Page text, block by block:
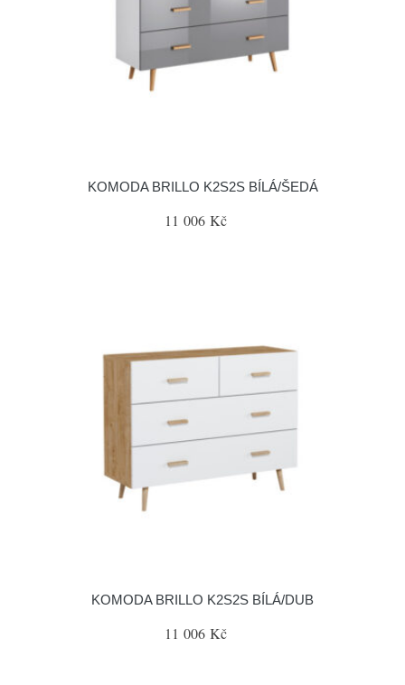
KOMODA BRILLO K2S2S BÍLÁ/ŠEDÁ
11 006 Kč
KOMODA BRILLO K2S2S BÍLÁ/DUB
11 006 Kč